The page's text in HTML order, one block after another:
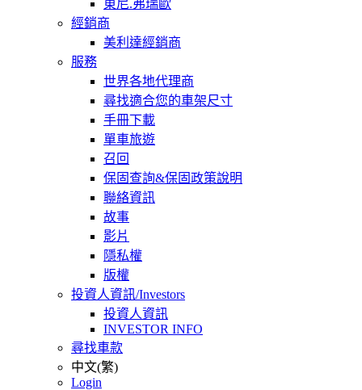
東尼.弗瑞歐
經銷商
美利達經銷商
服務
世界各地代理商
尋找適合您的車架尺寸
手冊下載
單車旅遊
召回
保固查詢&保固政策說明
聯絡資訊
故事
影片
隱私權
版權
投資人資訊/Investors
投資人資訊
INVESTOR INFO
尋找車款
中文(繁)
Login